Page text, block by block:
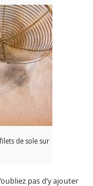
de sole sur
pas d’y ajouter